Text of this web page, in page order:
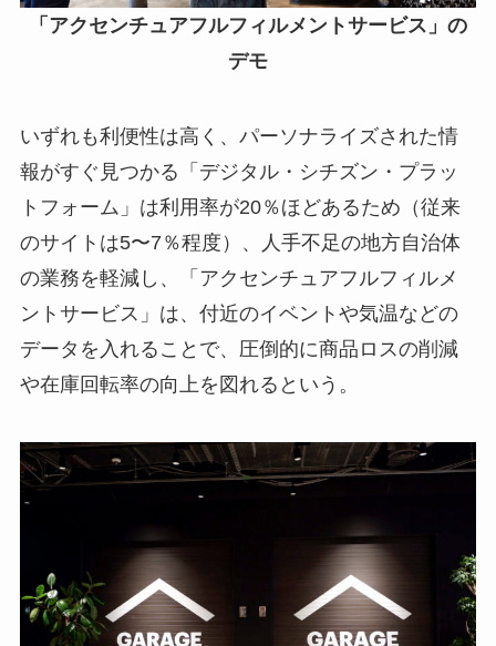
「アクセンチュアフルフィルメントサービス」の
デモ
いずれも利便性は高く、パーソナライズされた情
報がすぐ見つかる「デジタル・シチズン・プラッ
トフォーム」は利用率が20％ほどあるため（従来
のサイトは5〜7％程度）、人手不足の地方自治体
の業務を軽減し、「アクセンチュアフルフィルメ
ントサービス」は、付近のイベントや気温などの
データを入れることで、圧倒的に商品ロスの削減
や在庫回転率の向上を図れるという。